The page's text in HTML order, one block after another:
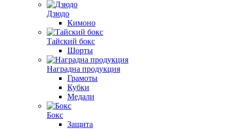
Дзюдо
Кимоно
Тайский бокс
Шорты
Наградна продукция
Грамоты
Кубки
Медали
Бокс
Защита